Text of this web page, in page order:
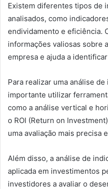
Existem diferentes tipos de
analisados, como
endividamento e eficiência.
informações valiosas sobre
empresa e ajuda a
Para realizar uma análise
importante utilizar
como a análise vertical e
o ROI (Return on
uma avaliação mais precisa
Além disso, a análise de
aplicada em investimentos
investidores a avaliar o